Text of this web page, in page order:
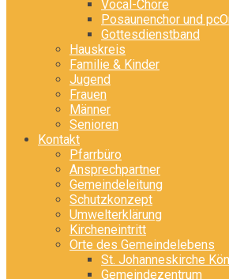
Vocal-Chöre
Posaunenchor und
Gottesdienstband
Hauskreis
Familie & Kinder
Jugend
Frauen
Männer
Senioren
Kontakt
Pfarrbüro
Ansprechpartner
Gemeindeleitung
Schutzkonzept
Umwelterklärung
Kircheneintritt
Orte des Gemeindelebens
St. Johanneskirche
Gemeindezentrum